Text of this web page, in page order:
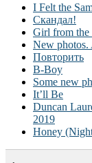
I Felt the
Скандал!
Girl from the
New photos.
Повторить
B-Boy
Some new
It’ll Be
Duncan
2019
Honey
.